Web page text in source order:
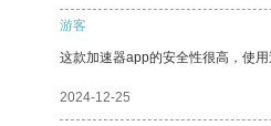
游客
这款加速器app的安全性很高，使
2024-12-25